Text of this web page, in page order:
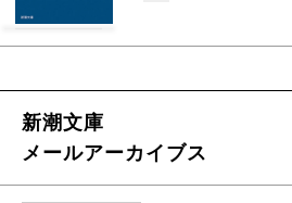
新潮文庫
メールアーカイブス